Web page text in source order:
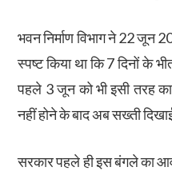
भवन निर्माण विभाग ने 22 जून
स्पष्ट किया था कि 7 दिनों के
पहले 3 जून को भी इसी तरह का
नहीं होने के बाद अब सख्ती
सरकार पहले ही इस बंगले का